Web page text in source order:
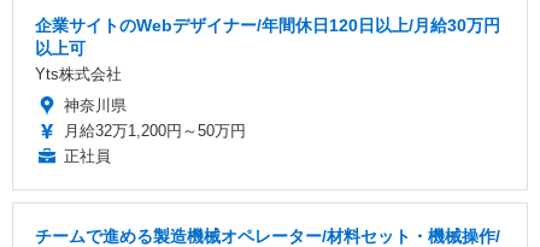
企業サイトのWebデザイナー/年間休日120日以上/月給30万円
以上可
Yts株式会社
神奈川県
月給32万1,200円～50万円
正社員
チームで進める製造機械オペレーター/材料セット・機械操作/